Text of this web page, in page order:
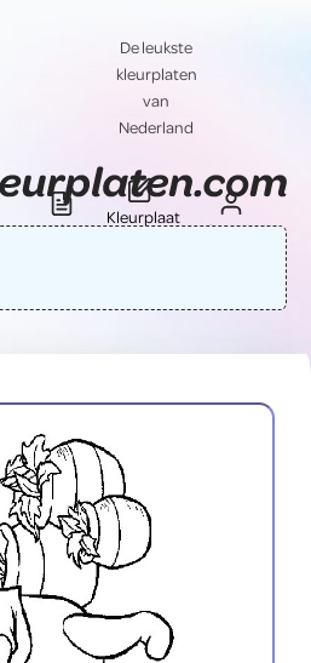
De leukste
kleurplaten
van
Nederland
Blog
Kleurplaat
Contact